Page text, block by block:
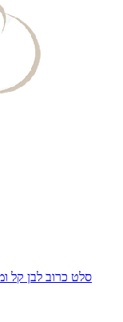
סלט כרוב לבן קל